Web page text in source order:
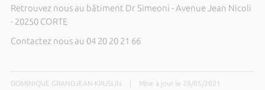
Retrouvez nous au bâtiment Dr Simeoni - Avenue Jean Nicoli
- 20250 CORTE
Contactez nous au 04 20 20 21 66
DOMINIQUE GRANDJEAN-KRUSLIN Mise à jour le 28/05/2021